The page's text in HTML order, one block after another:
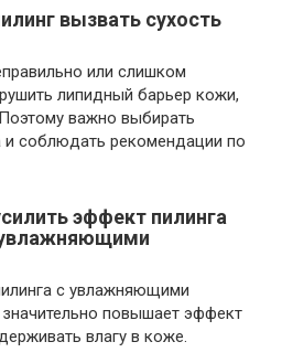
вызвать сухость
или слишком
липидный барьер кожи,
важно выбирать
и соблюдать рекомендации по
эффект пилинга
с увлажняющими
повышает эффект
влагу в коже.